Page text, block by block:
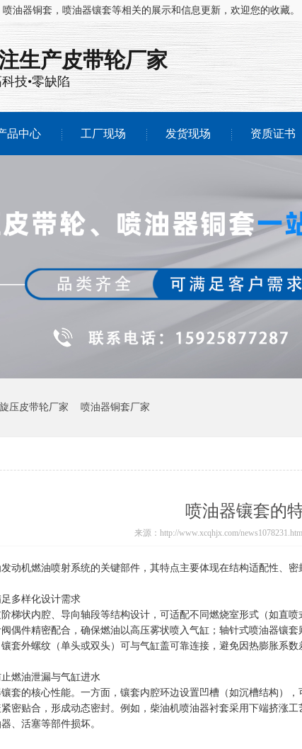
喷油器铜套，喷油器镶套等相关的展示和信息更新，欢迎您的收藏。
生产皮带轮厂家
技•零缺陷
品中心 工厂现场 发货现场 资质证书
旋压皮带轮厂家 喷油器铜套厂家
喷油器镶套的
来源：http://www.xcqhjx.com/
动机燃油喷射系统的关键部件，其特点主要体现在结构适配性、
多样化设计需求
梯状内腔、导向轴段等结构设计，可适配不同燃烧室形式（如直
偶件精密配合，确保燃油以高压雾状喷入气缸；轴针式喷油器镶
套外螺纹（单头或双头）可与气缸盖可靠连接，避免因热膨胀系数
燃油泄漏与气缸进水
套的核心性能。一方面，镶套内腔环边设置凹槽（如沉槽结构）
密贴合，形成动态密封。例如，柴油机喷油器衬套采用下端挤涨
、活塞等部件损坏。